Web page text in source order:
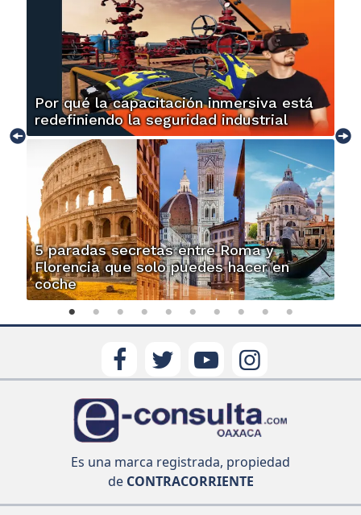
Por qué la capacitación inmersiva está
redefiniendo la seguridad industrial
5 paradas secretas entre Roma y
Florencia que solo puedes hacer en
coche
Es una marca registrada, propiedad
deCONTRACORRIENTE